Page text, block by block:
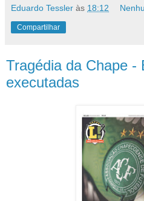
Eduardo Tessler às 18:12
Compartilhar
Tragédia da Chape -
executadas